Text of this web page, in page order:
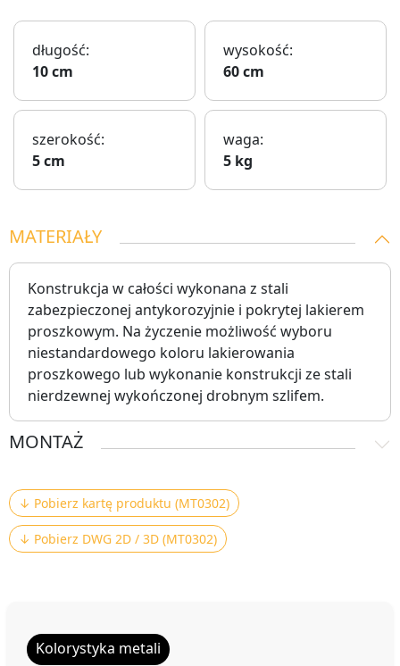
długość:
10 cm
wysokość:
60 cm
szerokość:
5 cm
waga:
5 kg
MATERIAŁY
Konstrukcja w całości wykonana z stali
zabezpieczonej antykorozyjnie i pokrytej lakierem
proszkowym. Na życzenie możliwość wyboru
niestandardowego koloru lakierowania
proszkowego lub wykonanie konstrukcji ze stali
nierdzewnej wykończonej drobnym szlifem.
MONTAŻ
↓ Pobierz kartę produktu (MT0302)
↓ Pobierz DWG 2D / 3D (MT0302)
Kolorystyka metali